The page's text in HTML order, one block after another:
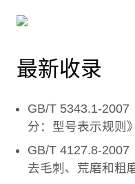
最新收录
GB/T 5343.1-2007
分：型号表示规则
GB/T 4127.8-2007
去毛刺、荒磨和粗